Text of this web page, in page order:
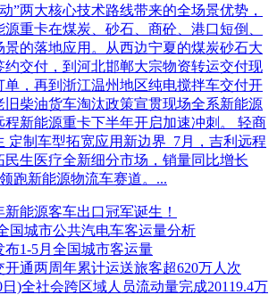
”两大核心技术路线带来的全场景优势，
重卡在煤炭、砂石、商砼、港口短倒、
景的落地应用。从西边宁夏的煤炭砂石大
约交付，到河北邯郸大宗物资转运交付现
单，再到浙江温州地区纯电搅拌车交付开
旧柴油货车淘汰政策宣贯现场全系新能源
程新能源重卡下半年开启加速冲刺。 轻商
定制车型拓宽应用新边界 7月，吉利远程
民生医疗全新细分市场，销量同比增长
跑新能源物流车赛道。...
新能源客车出口冠军诞生！
国城市公共汽电车客运量分析
布1-5月全国城市客运量
开通两周年累计运送旅客超620万人次
)全社会跨区域人员流动量完成20119.4万